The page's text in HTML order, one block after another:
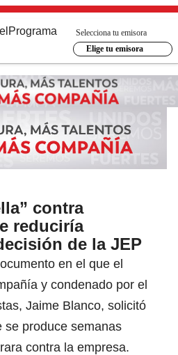
Programa
Selecciona tu emisora
Elige tu emisora
contra
reduciría
de la JEP
en el que el
y condenado por el
Jaime Blanco, solicitó
se produce semanas
contra la empresa.